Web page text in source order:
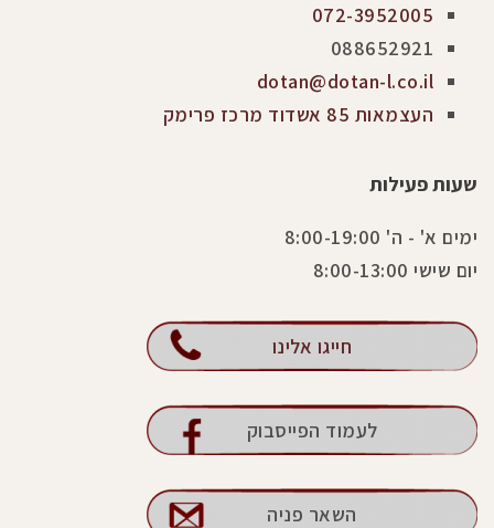
072-3952005
088652921
dotan@dotan-l.co.il
העצמאות 85 אשדוד מרכז פרימק
שעות פעילות
ימים א' - ה' 8:00-19:00
יום שישי 8:00-13:00
חייגו אלינו
לעמוד הפייסבוק
השאר פניה